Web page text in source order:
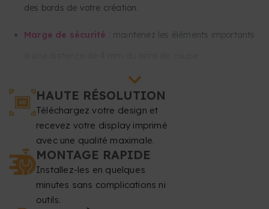
des bords de votre création.
Marge de sécurité : maintenez les éléments importants
Maintenez tout le texte et les images importantes à au
moins 50 mm du bas et 50 mm du haut de votre design,
car ce sont des zones destinées aux œillets et aux
tendeurs.
Résolution: au moins 150 dpi.
Mode couleur
HAUTE RÉSOLUTION
Téléchargez votre design et
recevez votre display imprimé
avec une qualité maximale.
MONTAGE RAPIDE
Installez-les en quelques
minutes sans complications ni
outils.